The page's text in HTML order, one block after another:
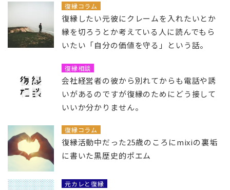
復縁コラム
復縁したい元彼にクレームを入れたいとか
縁を切ろうとか考えている人に読んでもら
いたい「自分の価値を守る」という話。
復縁相談
会社経営者の彼から別れてからも電話や誘
いがあるのですが復縁のためにどう接して
いいか分かりません。
復縁コラム
復縁活動中だった25歳のころにmixiの裏垢
に書いた黒歴史的ポエム
元カレと復縁